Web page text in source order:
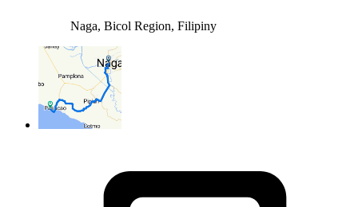
Naga, Bicol Region, Filipiny